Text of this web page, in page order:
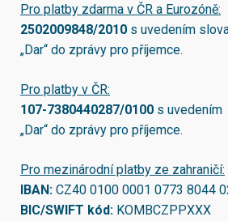
Pro platby zdarma v ČR a Eurozóně:
2502009848/2010 s uvedením
„Dar“ do zprávy pro příjemce.
Pro platby v ČR:
107-7380440287/0100 s uvedením
„Dar“ do zprávy pro příjemce.
Pro mezinárodní platby ze zahraničí:
IBAN: CZ40 0100 0001 0773 8044
BIC/SWIFT kód: KOMBCZPPXXX